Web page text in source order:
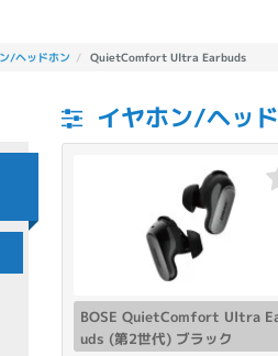
/ヘッドホン QuietComfort Ultra Earbuds
イヤホン/ヘッ
BOSE QuietComfort Ultra
uds (第2世代) ブラック
note VAIO